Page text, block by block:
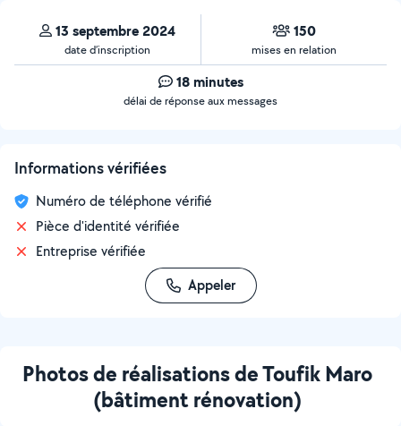
13 septembre 2024
date d’inscription
150
mises en relation
18 minutes
délai de réponse aux messages
Informations vérifiées
Numéro de téléphone vérifié
Pièce d'identité vérifiée
Entreprise vérifiée
Appeler
Photos de réalisations de Toufik Maro
(bâtiment rénovation)